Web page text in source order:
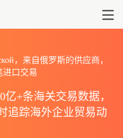
，来自俄罗斯的供应商，
口交易
+条海关交易数据，
追踪海外企业贸易动